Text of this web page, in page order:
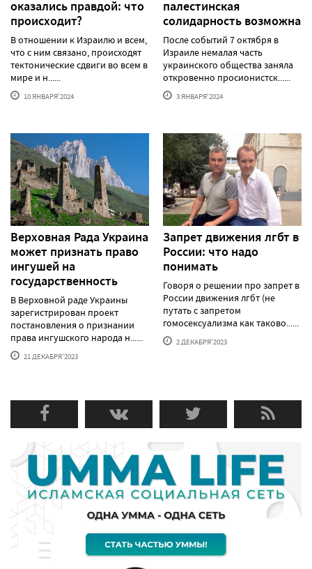
оказались правдой: что
происходит?
В отношении к Израилю и всем,
что с ним связано, происходят
тектонические сдвиги во всем в
мире и н......
10 ЯНВАРЯ'2024
палестинская
солидарность возможна
После событий 7 октября в
Израиле немалая часть
украинского общества заняла
откровенно просионистск......
3 ЯНВАРЯ'2024
Верховная Рада Украина
может признать право
ингушей на
государственность
В Верховной раде Украины
зарегистрирован проект
постановления о признании
права ингушского народа н......
21 ДЕКАБРЯ'2023
Запрет движения лгбт в
России: что надо
понимать
Говоря о решении про запрет в
России движения лгбт (не
путать с запретом
гомосексуализма как таково......
2 ДЕКАБРЯ'2023